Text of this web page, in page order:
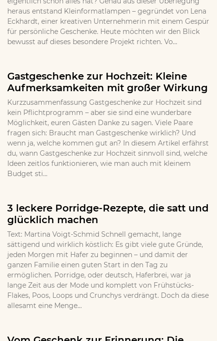
heraus entstand Kleinformatlampen – gegründet von Lena
Eckhardt, einer kreativen Unternehmerin mit einem Gespür
für persönliche Geschenke. Heute möchten wir den Blick
bewusst auf dieses besondere Projekt richten. Vo...
Gastgeschenke zur Hochzeit: Kleine
Aufmerksamkeiten mit großer Wirkung
Kurzzusammenfassung Gastgeschenke zur Hochzeit sind
kein Pflichtprogramm – aber sie sind eine wunderbare
Möglichkeit, euren Gästen Danke zu sagen. Viele Paare
fragen sich: Braucht man Gastgeschenke wirklich? Und
wenn ja, welche kommen gut an? In diesem Artikel erfährst
du, wann Gastgeschenke zur Hochzeit sinnvoll sind, welche
Ideen zeitlos funktionieren, wie man auch mit kleinem
Budget sti...
3 leckere Porridge-Rezepte, die satt und
glücklich machen
Text: Martina Voigt-Schmid Schnell gemacht, lange
sättigend und wirklich köstlich: Es gibt viele gute Gründe,
jeden Morgen mit Hafer zu beginnen – und damit der
ganzen Familie einen guten Start in den Tag zu
ermöglichen. Porridge, oder deutsch, Haferbrei, war ja
lange Zeit aus der Mode und komplett von Frühstücks-
Flakes, Poos, Loops und Crunchys verdrängt. Doch da diese
allesamt eine Menge...